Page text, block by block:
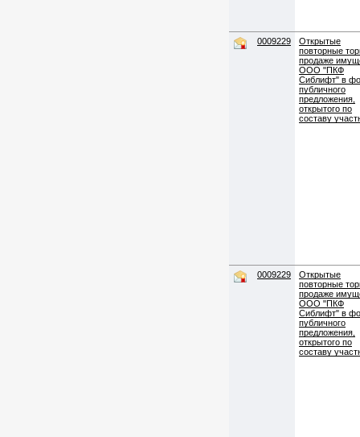
0009229
Открытые
повторные
продаже
ООО "ПКФ
Сиблифт" в
публичного
предложения,
открытого по
составу
0009229
Открытые
повторные
продаже
ООО "ПКФ
Сиблифт" в
публичного
предложения,
открытого по
составу